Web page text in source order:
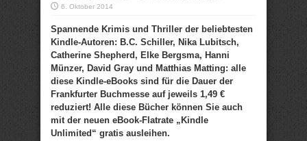
6. Oktober 2014
Spannende Krimis und Thriller der beliebtesten
Kindle-Autoren: B.C. Schiller, Nika Lubitsch,
Catherine Shepherd, Elke Bergsma, Hanni
Münzer, David Gray und Matthias Matting: alle
diese Kindle-eBooks sind für die Dauer der
Frankfurter Buchmesse auf jeweils 1,49 €
reduziert! Alle diese Bücher können Sie auch
mit der neuen eBook-Flatrate „Kindle
Unlimited“ gratis ausleihen.